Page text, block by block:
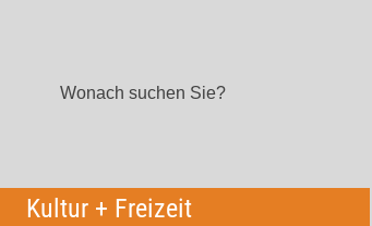
Kultur + Freizeit